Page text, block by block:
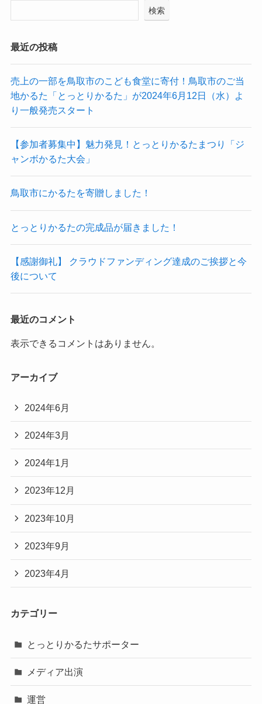
検索
最近の投稿
売上の一部を鳥取市のこども食堂に寄付！鳥取市のご当
地かるた「とっとりかるた」が2024年6月12日（水）よ
り一般発売スタート
【参加者募集中】魅力発見！とっとりかるたまつり「ジ
ャンボかるた大会」
鳥取市にかるたを寄贈しました！
とっとりかるたの完成品が届きました！
【感謝御礼】 クラウドファンディング達成のご挨拶と今
後について
最近のコメント
表示できるコメントはありません。
アーカイブ
2024年6月
2024年3月
2024年1月
2023年12月
2023年10月
2023年9月
2023年4月
カテゴリー
とっとりかるたサポーター
メディア出演
運営